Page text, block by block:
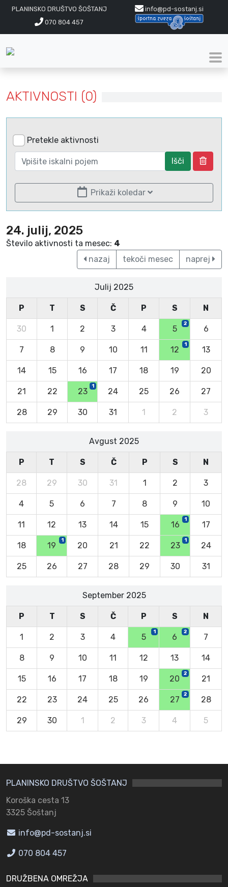
PLANINSKO DRUŠTVO ŠOŠTANJ
info@pd-sostanj.si
070 804 457
AKTIVNOSTI (0)
Pretekle aktivnosti
Išči
Prikaži koledar
24. julij, 2025
Število aktivnosti ta mesec: 4
nazaj
tekoči mesec naprej
Julij 2025
P T S Č P S N
30 1 2 3 4 5
2
6
7 8 9 10 11 12
1
13
14 15 16 17 18 19 20
21 22 23
1
24 25 26 27
28 29 30 31 1 2 3
Avgust 2025
P T S Č P S N
28 29 30 31 1 2 3
4 5 6 7 8 9 10
11 12 13 14 15 16
1
17
18 19
1
20 21 22 23
1
24
25 26 27 28 29 30 31
September 2025
P T S Č P S N
1 2 3 4 5
1
6
2
7
8 9 10 11 12 13 14
15 16 17 18 19 20
2
21
22 23 24 25 26 27
2
28
29 30 1 2 3 4 5
PLANINSKO DRUŠTVO ŠOŠTANJ
Koroška cesta 13
3325 Šoštanj
info@pd-sostanj.si
070 804 457
DRUŽBENA OMREŽJA